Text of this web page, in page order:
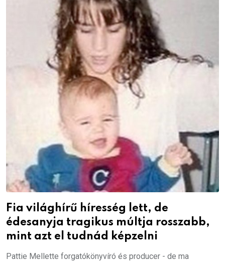
Fia világhírű híresség lett, de
édesanyja tragikus múltja rosszabb,
mint azt el tudnád képzelni
Pattie Mellette forgatókönyvíró és producer - de ma